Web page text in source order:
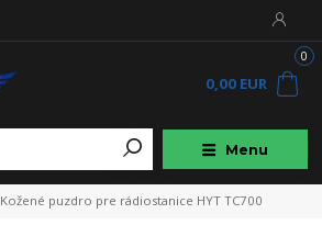
Menu
0
0,00 EUR
Kožené puzdro pre rádiostanice HYT TC700